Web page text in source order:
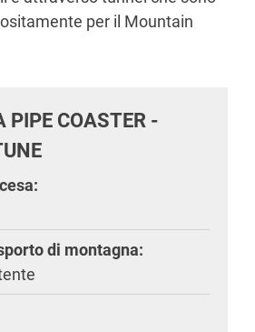
per il Mountain
PIPE COASTER -
di montagna: